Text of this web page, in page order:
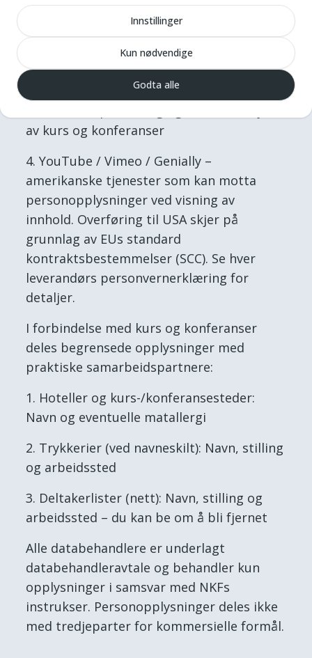
løsninger i foreningen som Microsoft
(Dynamics CRM) – lagring og forvaltning av
medlems- og kontaktdata
Make AS – utsending av nyhetsbrev
av kurs og konferanser
YouTube / Vimeo / Genially –
amerikanske tjenester som kan motta
personopplysninger ved visning av
innhold. Overføring til USA skjer på
grunnlag av EUs standard
kontraktsbestemmelser (SCC). Se hver
leverandørs personvernerklæring for
detaljer.
I forbindelse med kurs og konferanser
deles begrensede opplysninger med
praktiske samarbeidspartnere:
Hoteller og kurs-/konferansesteder:
Navn og eventuelle matallergi
Trykkerier (ved navneskilt): Navn, stilling
og arbeidssted
Deltakerlister (nett): Navn, stilling og
arbeidssted – du kan be om å bli fjernet
Alle databehandlere er underlagt
databehandleravtale og behandler kun
opplysninger i samsvar med NKFs
instrukser. Personopplysninger deles ikke
med tredjeparter for kommersielle formål.
Innstillinger
Kun nødvendige
Godta alle